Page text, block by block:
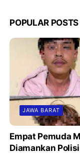
POPULAR POSTS
JAWA BARAT
Empat Pemuda
Diamankan